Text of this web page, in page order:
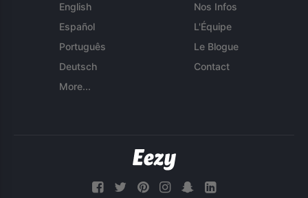
English
Español
Português
Deutsch
More...
Nos Infos
L'Équipe
Le Blogue
Contact